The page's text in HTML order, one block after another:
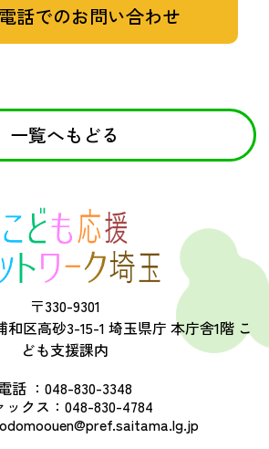
電話でのお問い合わせ
一覧へもどる
〒330-9301
区高砂3-15-1 埼玉県庁 本庁舎1階 こ
ども支援課内
話 ： 048-830-3348
ックス： 048-830-4784